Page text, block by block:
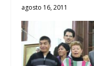
agosto 16, 2011